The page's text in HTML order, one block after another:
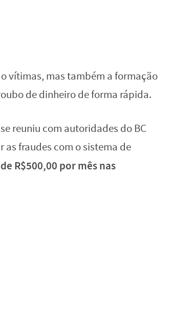
vítimas, mas também a formação
de dinheiro de forma rápida.
reuniu com autoridades do BC
fraudes com o sistema de
R$500,00 por mês nas